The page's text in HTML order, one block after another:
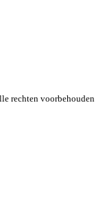
rechten voorbehouden